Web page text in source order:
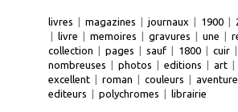
livres | magazines | journaux | 1900 |
| livre | memoires | gravures | une |
collection | pages | sauf | 1800 | cuir |
nombreuses | photos | editions | art |
excellent | roman | couleurs | aventure
editeurs | polychromes | librairie